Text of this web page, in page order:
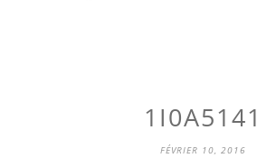
1I0A5141
FÉVRIER 10, 2016